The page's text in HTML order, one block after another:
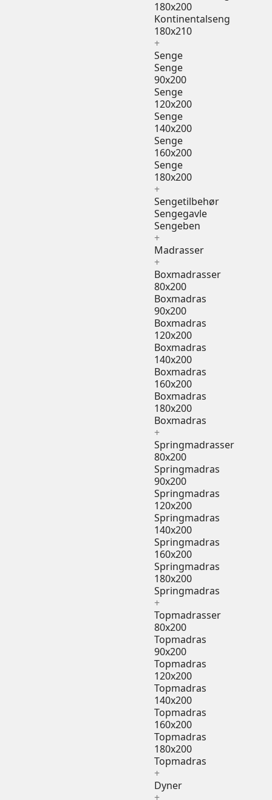
180x200
Kontinentalseng
180x210
+
Senge
Senge
90x200
Senge
120x200
Senge
140x200
Senge
160x200
Senge
180x200
+
Sengetilbehør
Sengegavle
Sengeben
+
Madrasser
+
Boxmadrasser
80x200
Boxmadras
90x200
Boxmadras
120x200
Boxmadras
140x200
Boxmadras
160x200
Boxmadras
180x200
Boxmadras
+
Springmadrasser
80x200
Springmadras
90x200
Springmadras
120x200
Springmadras
140x200
Springmadras
160x200
Springmadras
180x200
Springmadras
+
Topmadrasser
80x200
Topmadras
90x200
Topmadras
120x200
Topmadras
140x200
Topmadras
160x200
Topmadras
180x200
Topmadras
+
Dyner